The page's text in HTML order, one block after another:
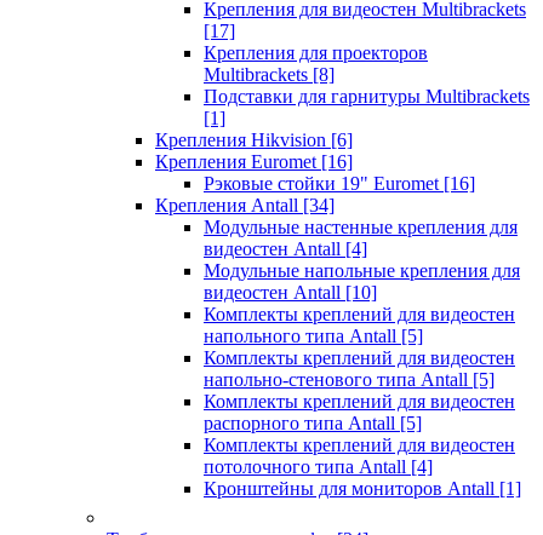
Крепления для видеостен Multibrackets
[17]
Крепления для проекторов
Multibrackets [8]
Подставки для гарнитуры Multibrackets
[1]
Крепления Hikvision [6]
Крепления Euromet [16]
Рэковые стойки 19" Euromet [16]
Крепления Antall [34]
Модульные настенные крепления для
видеостен Antall [4]
Модульные напольные крепления для
видеостен Antall [10]
Комплекты креплений для видеостен
напольного типа Antall [5]
Комплекты креплений для видеостен
напольно-стенового типа Antall [5]
Комплекты креплений для видеостен
распорного типа Antall [5]
Комплекты креплений для видеостен
потолочного типа Antall [4]
Кронштейны для мониторов Antall [1]